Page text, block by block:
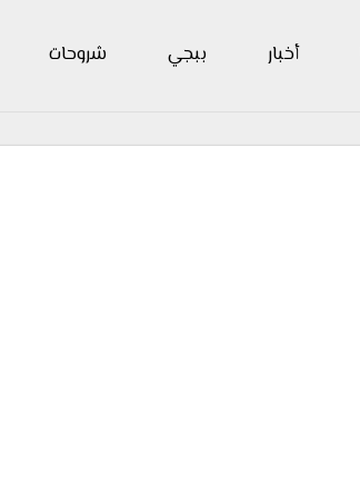
أخبار ببجي شروحات